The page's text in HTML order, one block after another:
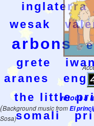
inglaterra
wesak
arbons
grete
aranes
the little
somali
retour à
(Background music fromEl
Sosa)